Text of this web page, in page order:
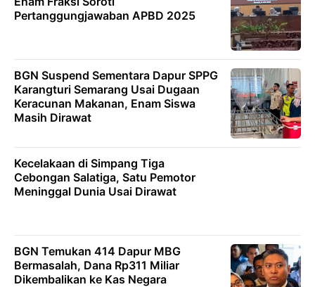
Pertanggungjawaban APBD 2025
BGN Suspend Sementara Dapur SPPG
Karangturi Semarang Usai Dugaan
Keracunan Makanan, Enam Siswa
Masih Dirawat
Kecelakaan di Simpang Tiga
Cebongan Salatiga, Satu Pemotor
Meninggal Dunia Usai Dirawat
BGN Temukan 414 Dapur MBG
Bermasalah, Dana Rp311 Miliar
Dikembalikan ke Kas Negara